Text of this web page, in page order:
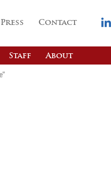
Press Contact
Staff About